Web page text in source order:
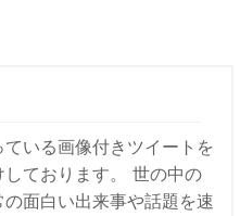
いる画像付きツイートを
ております。 世の中の
面白い出来事や話題を速